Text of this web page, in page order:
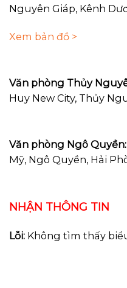
Nguyên Giáp, Kênh
Xem bản đồ >
Văn phòng Thủy
Huy New City, Thủy
Văn phòng Ngô Quyền:
Mỹ, Ngô Quyền, Hải
NHẬN THÔNG TIN
Lỗi: Không tìm thấy